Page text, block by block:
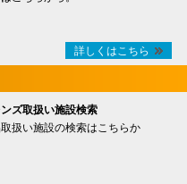
詳しくはこちら
ズ取扱い施設検索
扱い施設の検索はこちらか